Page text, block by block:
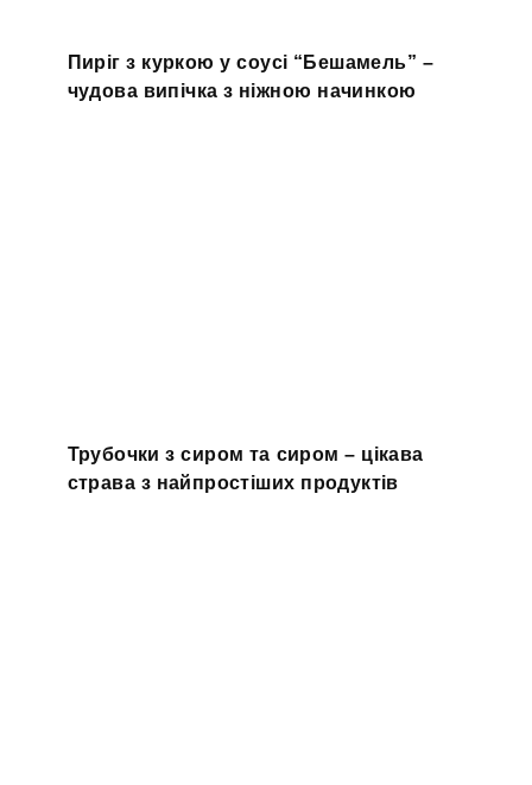
Пиріг з куркою у соусі “Бешамель” –
чудова випічка з ніжною начинкою
Трубочки з сиром та сиром – цікава
страва з найпростіших продуктів